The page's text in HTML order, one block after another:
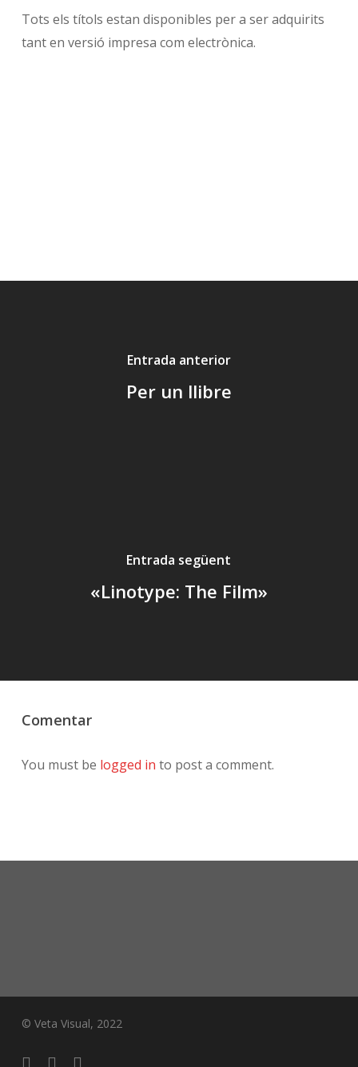
Tots els títols estan disponibles per a ser adquirits
tant en versió impresa com electrònica.
Entrada anterior
Per un llibre
Entrada següent
«Linotype: The Film»
Comentar
You must be logged in to post a comment.
© Veta Visual, 2022
blueskybehancemixcloud